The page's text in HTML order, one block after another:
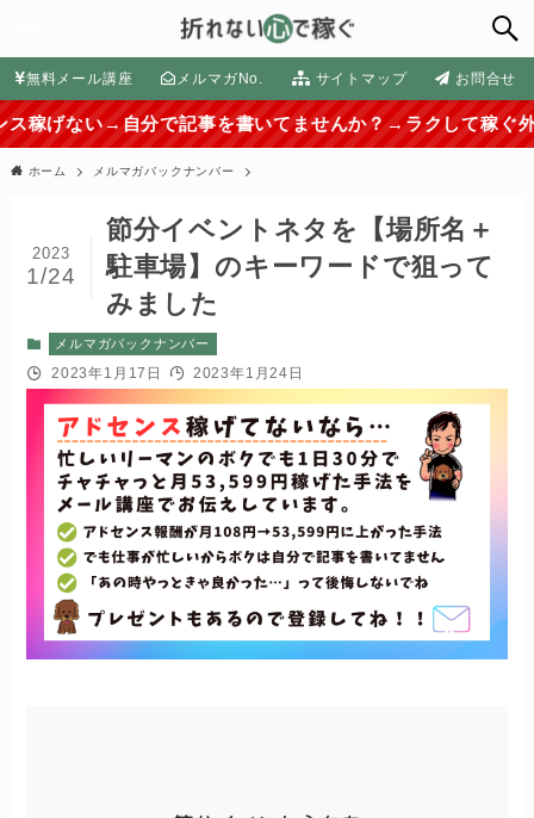
無料メール講座 メルマガNo. サイトマップ お問合せ
で記事を書いてませんか？→ラクして稼ぐ外注化の方法
ホーム メルマガバックナンバー
節分イベントネタを【場所名＋
駐車場】のキーワードで狙って
みました
2023
1/24
メルマガバックナンバー
2023年1月17日 2023年1月24日